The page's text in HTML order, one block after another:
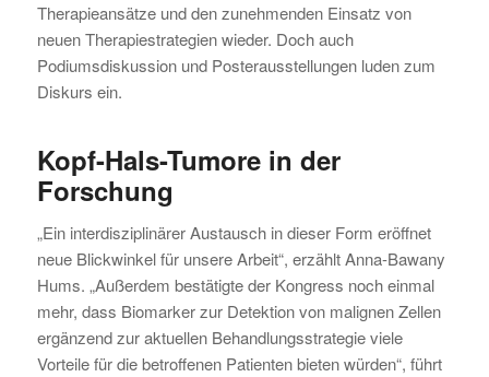
Therapieansätze und den zunehmenden Einsatz von
neuen Therapiestrategien wieder. Doch auch
Podiumsdiskussion und Posterausstellungen luden zum
Diskurs ein.
Kopf-Hals-Tumore in der
Forschung
„Ein interdisziplinärer Austausch in dieser Form eröffnet
neue Blickwinkel für unsere Arbeit“, erzählt Anna-Bawany
Hums. „Außerdem bestätigte der Kongress noch einmal
mehr, dass Biomarker zur Detektion von malignen Zellen
ergänzend zur aktuellen Behandlungsstrategie viele
Vorteile für die betroffenen Patienten bieten würden“, führt